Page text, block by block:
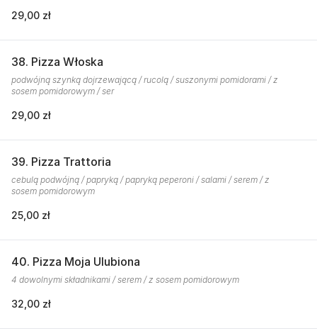
29,00 zł
38. Pizza Włoska
podwójną szynką dojrzewającą / rucolą / suszonymi pomidorami / z
sosem pomidorowym / ser
29,00 zł
39. Pizza Trattoria
cebulą podwójną / papryką / papryką peperoni / salami / serem / z
sosem pomidorowym
25,00 zł
40. Pizza Moja Ulubiona
4 dowolnymi składnikami / serem / z sosem pomidorowym
32,00 zł